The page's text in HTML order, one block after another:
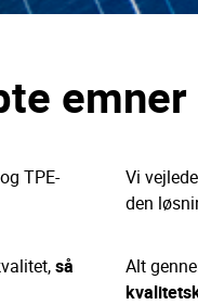
emner
TPE-
så
Vi
den
Alt